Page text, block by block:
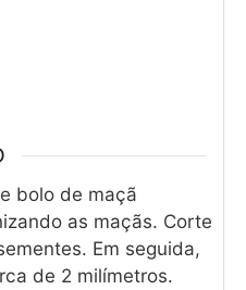
bolo de maçã
as maçãs. Corte
Em seguida,
de 2 milímetros.